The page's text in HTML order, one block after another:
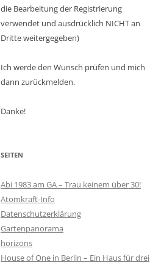
die Bearbeitung der Registrierung
verwendet und ausdrücklich NICHT an
Dritte weitergegeben)
Ich werde den Wunsch prüfen und mich
dann zurückmelden.
Danke!
SEITEN
Abi 1983 am GA – Trau keinem über 30!
Atomkraft-Info
Datenschutzerklärung
Gartenpanorama
horizons
House of One in Berlin – Ein Haus für drei